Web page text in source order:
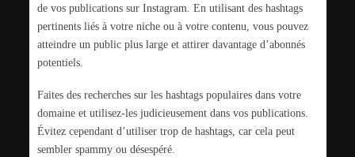
de vos publications sur Instagram. En utilisant des hashtags
pertinents liés à votre niche ou à votre contenu, vous pouvez
atteindre un public plus large et attirer davantage d’abonnés
potentiels.
Faites des recherches sur les hashtags populaires dans votre
domaine et utilisez-les judicieusement dans vos publications.
Évitez cependant d’utiliser trop de hashtags, car cela peut
sembler spammy ou désespéré.